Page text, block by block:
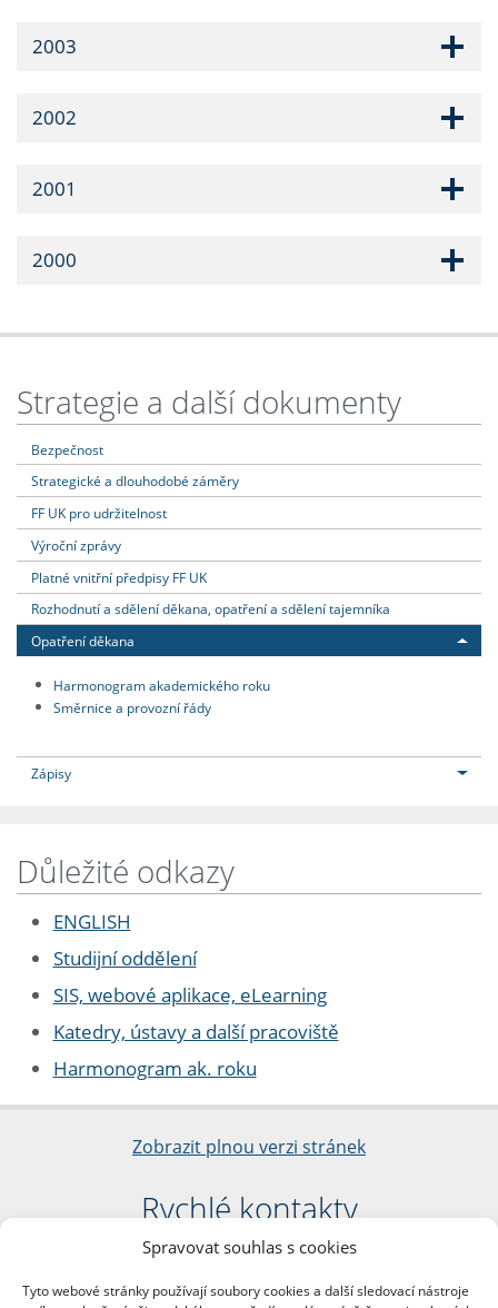
Spravovat souhlas s cookies
Tyto webové stránky používají soubory cookies a další sledovací nástroje
2003
2002
2001
2000
Strategie a další dokumenty
Bezpečnost
Strategické a dlouhodobé záměry
FF UK pro udržitelnost
Výroční zprávy
Platné vnitřní předpisy FF UK
Rozhodnutí a sdělení děkana, opatření a sdělení tajemníka
Opatření děkana
Harmonogram akademického roku
Směrnice a provozní řády
Zápisy
Důležité odkazy
ENGLISH
Studijní oddělení
SIS, webové aplikace, eLearning
Katedry, ústavy a další pracoviště
Harmonogram ak. roku
Zobrazit plnou verzi stránek
Rychlé kontakty
Filozofická fakulta
nám. Jana Palacha 1/2